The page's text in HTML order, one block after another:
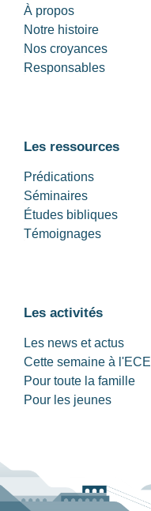
À propos
Notre histoire
Nos croyances
Responsables
Les ressources
Prédications
Séminaires
Études bibliques
Témoignages
Les activités
Les news et actus
Cette semaine à l'ECE
Pour toute la famille
Pour les jeunes